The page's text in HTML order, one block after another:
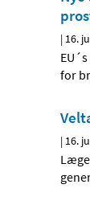
| 16.
for
| 16.